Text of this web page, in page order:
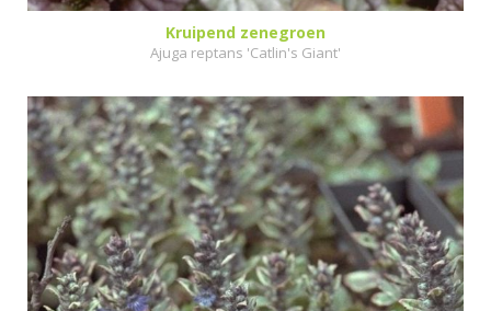
Kruipend zenegroen
Ajuga reptans 'Catlin's Giant'